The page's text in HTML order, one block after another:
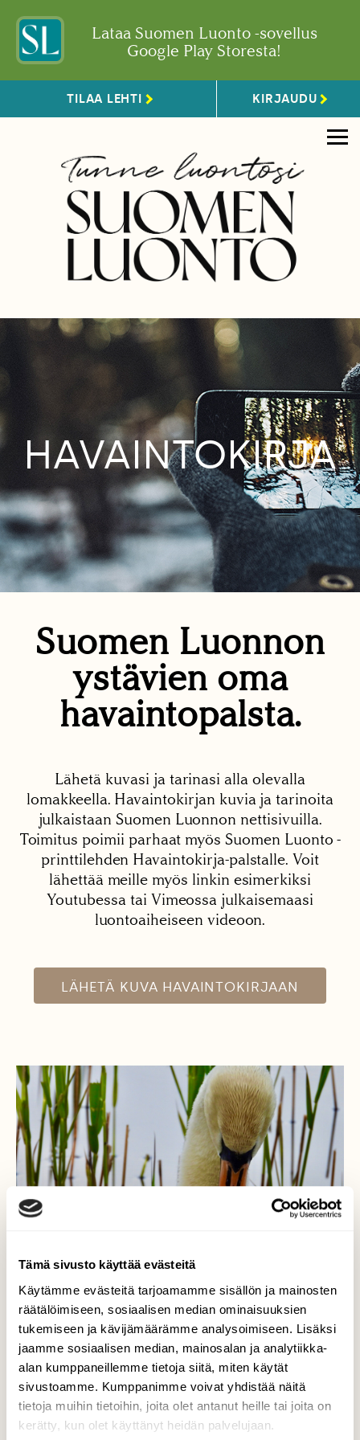
Tämä sivusto käyttää evästeitä
Käytämme evästeitä tarjoamamme sisällön ja mainosten
räätälöimiseen, sosiaalisen median ominaisuuksien
tukemiseen ja kävijämäärämme analysoimiseen. Lisäksi
jaamme sosiaalisen median, mainosalan ja analytiikka-
alan kumppaneillemme tietoja siitä, miten käytät
sivustoamme. Kumppanimme voivat yhdistää näitä
tietoja muihin tietoihin, joita olet antanut heille tai joita on
kerätty, kun olet käyttänyt heidän palvelujaan.
Lataa Suomen Luonto -sovellus
Google Play Storesta!
TILAA LEHTI KIRJAUDU
HAVAINTOKIRJA
Suomen Luonnon
ystävien oma
havaintopalsta.
Lähetä kuvasi ja tarinasi alla olevalla
lomakkeella. Havaintokirjan kuvia ja tarinoita
julkaistaan Suomen Luonnon nettisivuilla.
Toimitus poimii parhaat myös Suomen Luonto -
printtilehden Havaintokirja-palstalle. Voit
lähettää meille myös linkin esimerkiksi
Youtubessa tai Vimeossa julkaisemaasi
luontoaiheiseen videoon.
LÄHETÄ KUVA HAVAINTOKIRJAAN
L❤️VE
Lähellä on lämmin…6.6 Ruissalo